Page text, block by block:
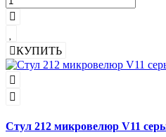
КУПИТЬ
Стул 212 микровелюр V11